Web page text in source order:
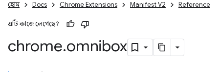
হোম Docs Chrome Extensions Manifest V2 Reference
এটি কাজে লেগেছে?
chrome.omnibox